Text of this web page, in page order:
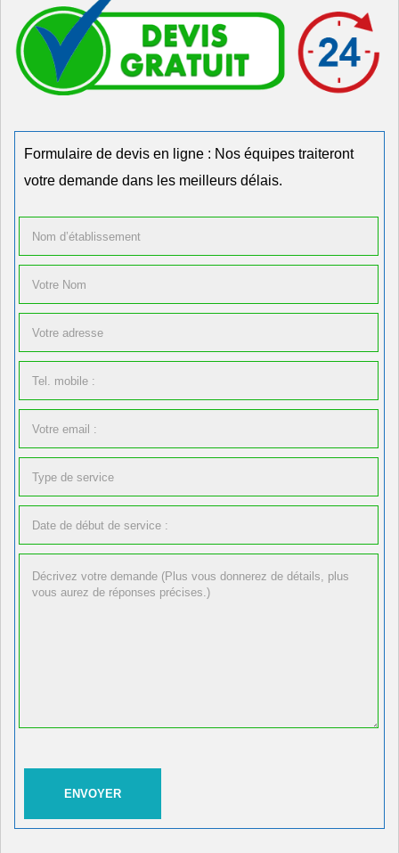
Formulaire de devis en ligne : Nos équipes traiteront
votre demande dans les meilleurs délais.